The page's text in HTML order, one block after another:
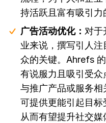
持活跃且富有吸引力
广告活动优化： 对于
业来说，撰写引人
众的关键。Ahrefs
有说服力且吸引受
与推广产品或服务
可提供更能引起目标
从而有望提升社交媒